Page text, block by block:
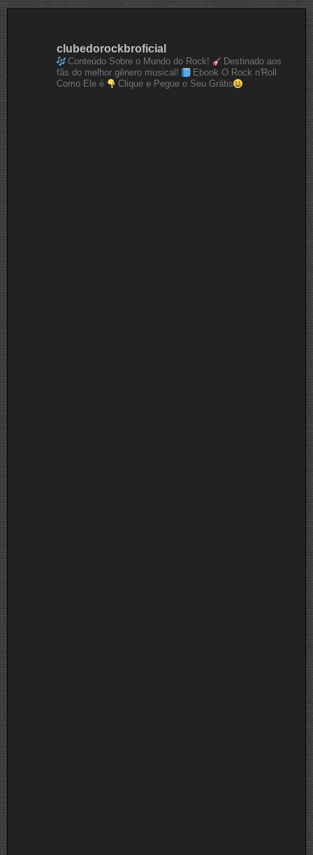
clubedorockbroficial
Conteúdo Sobre o Mundo do Rock!
Destinado aos
fãs do melhor gênero musical!
Ebook O Rock n'Roll
Como Ele é
Clique e Pegue o Seu Grátis